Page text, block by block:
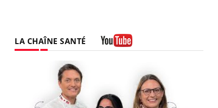
LA CHAÎNE SANTÉ